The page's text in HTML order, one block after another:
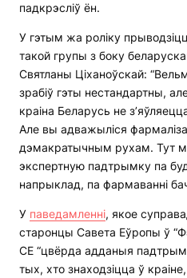
падкрэсліў ён.
У гэтым жа роліку
такой групы з боку
Святланы Ціханоўскай:
зрабіў гэты нестандартны,
краіна Беларусь не
Але вы адважыліся
дэмакратычным рухам. Тут
экспертную падтрымку па
напрыклад, па фармаванні
У паведамленні, якое
старонцы Савета Еўропы ў
СЕ “цвёрда адданыя
тых, хто знаходзіцца ў